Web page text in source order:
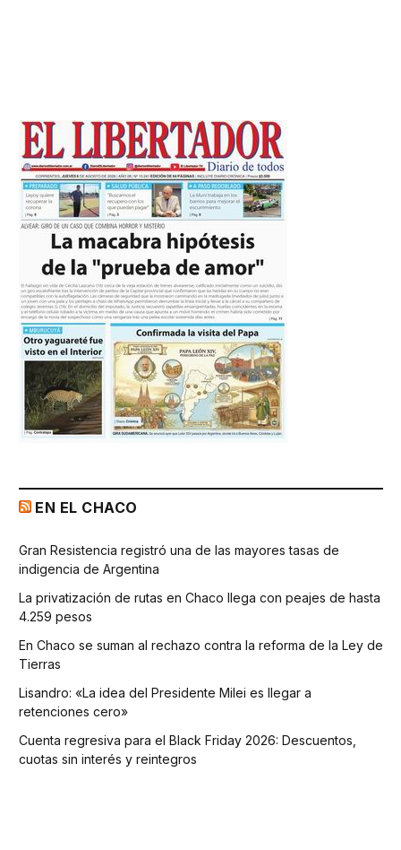
EN EL CHACO
Gran Resistencia registró una de las mayores tasas de
indigencia de Argentina
La privatización de rutas en Chaco llega con peajes de hasta
4.259 pesos
En Chaco se suman al rechazo contra la reforma de la Ley de
Tierras
Lisandro: «La idea del Presidente Milei es llegar a
retenciones cero»
Cuenta regresiva para el Black Friday 2026: Descuentos,
cuotas sin interés y reintegros